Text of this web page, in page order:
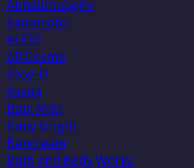
Abhaibhubejhr
Ajinomoto
ALESE
AR Cosmo
Aroy-D
Aveda
Babi Mild
Baby Bright
Bancream
Bath and Body Works